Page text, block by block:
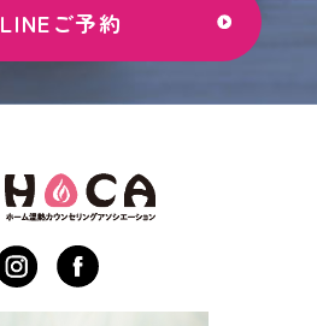
LINEご予約